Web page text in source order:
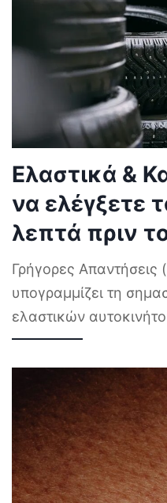
Ελαστικά &
να ελέγξετε
λεπτά πριν
Γρήγορες
υπογραμμίζει τη
ελαστικών